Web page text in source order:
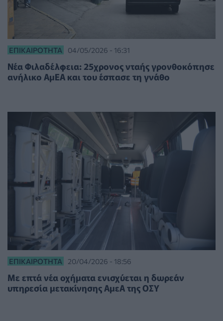
ΕΠΙΚΑΙΡΌΤΗΤΑ 04/05/2026 - 16:31
Νέα Φιλαδέλφεια: 25χρονος νταής γρονθοκόπησε
ανήλικο ΑμΕΑ και του έσπασε τη γνάθο
ΕΠΙΚΑΙΡΌΤΗΤΑ 20/04/2026 - 18:56
Με επτά νέα οχήματα ενισχύεται η δωρεάν
υπηρεσία μετακίνησης ΑμεΑ της ΟΣΥ